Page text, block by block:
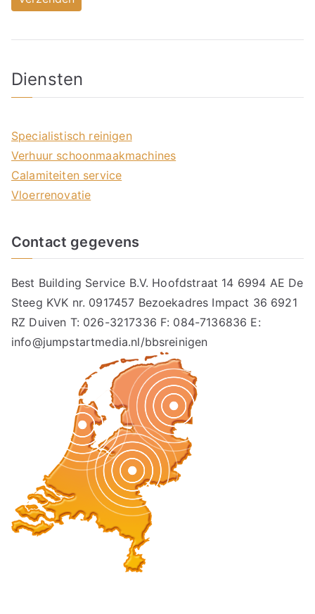
Diensten
Specialistisch reinigen
Verhuur schoonmaakmachines
Calamiteiten service
Vloerrenovatie
Contact gegevens
Best Building Service B.V. Hoofdstraat 14 6994 AE De
Steeg KVK nr. 0917457 Bezoekadres Impact 36 6921
RZ Duiven T: 026-3217336 F: 084-7136836 E:
info@jumpstartmedia.nl/bbsreinigen